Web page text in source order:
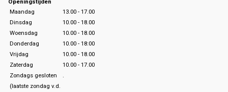
Maandag
13.00 - 17.00
Dinsdag
10.00 - 18.00
Woensdag
10.00 - 18.00
Donderdag
10.00 - 18:00
Vrijdag
10.00 - 18.00
Zaterdag
10.00 - 17.00
Zondags gesloten
(laatste zondag v.d.